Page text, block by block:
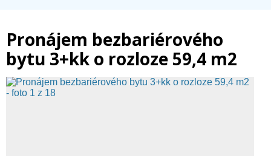
Pronájem bezbariérového
bytu 3+kk o rozloze 59,4 m2